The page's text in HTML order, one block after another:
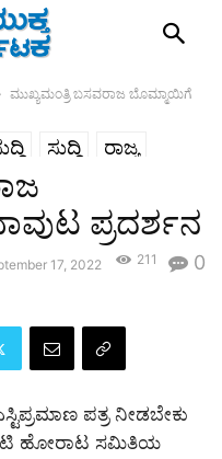
ಮುಖ್ಯಮಂತ್ರಿ ಬಸವರಾಜ ಬೊಮ್ಮಾಯಿಗೆ
ಸುದ್ದಿ ರಾಜ್ಯ
ಪ್ರದರ್ಶನ
17, 2022 0
211
ಪತ್ರ ನೀಡಬೇಕು
ಟಿ ಹೋರಾಟ ಸಮಿತಿಯ